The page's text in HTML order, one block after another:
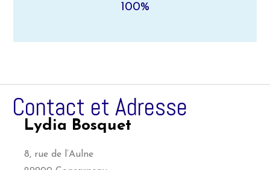
100%
Contact et Adresse
Lydia Bosquet
8, rue de l’Aulne